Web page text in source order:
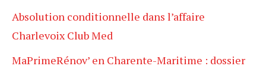
Absolution conditionnelle dans l’affaire
Charlevoix Club Med
MaPrimeRénov’ en Charente-Maritime : dossier